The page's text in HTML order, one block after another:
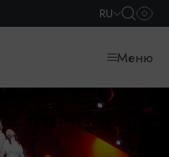
RU
Меню